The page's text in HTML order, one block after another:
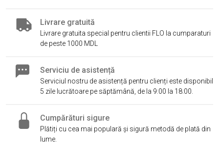
Livrare gratuită
Livrare gratuita special pentru clientii FLO la cumparaturi
de peste 1000 MDL
Serviciu de asistență
Serviciul nostru de asistență pentru clienți este disponibil
5 zile lucrătoare pe săptămână, de la 9:00 la 18:00.
Cumpărături sigure
Plătiți cu cea mai populară și sigură metodă de plată din
lume.